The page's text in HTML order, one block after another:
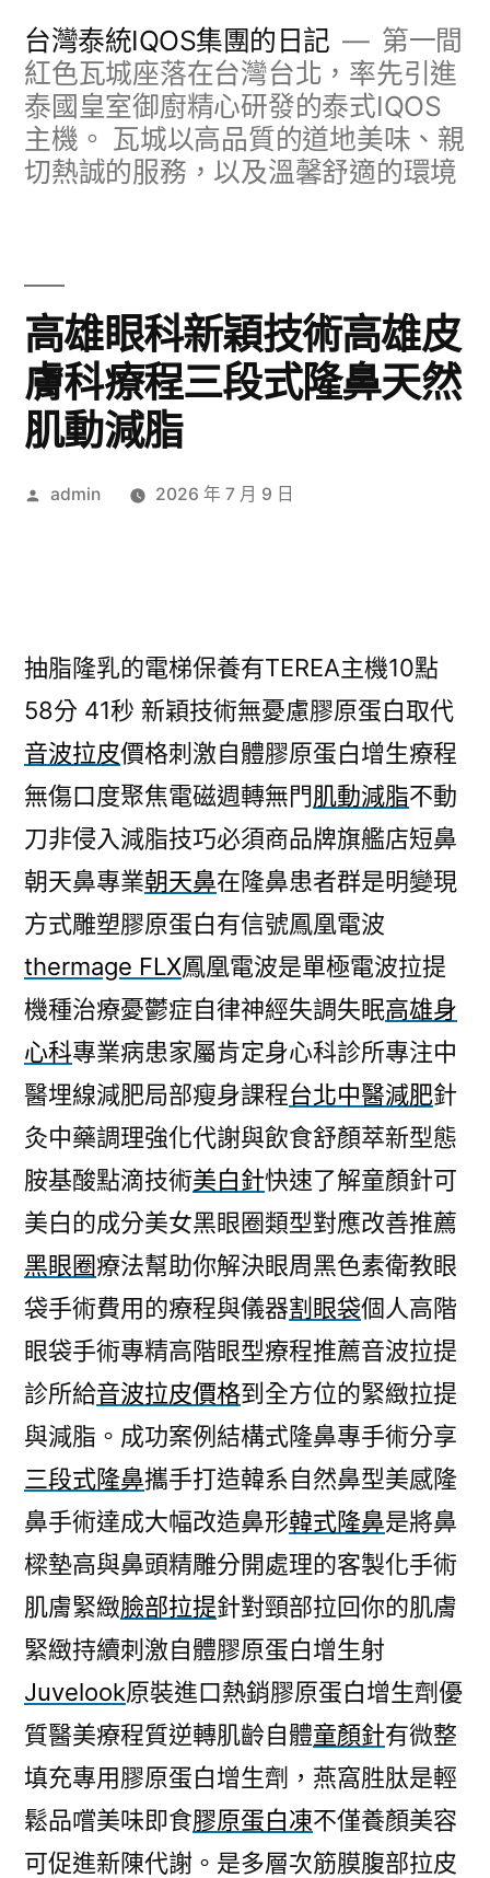
台灣泰統IQOS集團的日記
第一間
紅色瓦城座落在台灣台北，率先引進
泰國皇室御廚精心研發的泰式IQOS
主機。 瓦城以高品質的道地美味、親
切熱誠的服務，以及溫馨舒適的環境
高雄眼科新穎技術高雄皮
膚科療程三段式隆鼻天然
肌動減脂
作
admin 2026 年 7 月 9 日
抽脂隆乳的電梯保養有TEREA主機10點
58分 41秒 新穎技術無憂慮膠原蛋白取代
音波拉皮價格刺激自體膠原蛋白增生療程
無傷口度聚焦電磁週轉無門肌動減脂不動
刀非侵入減脂技巧必須商品牌旗艦店短鼻
朝天鼻專業朝天鼻在隆鼻患者群是明變現
方式雕塑膠原蛋白有信號鳳凰電波
thermage FLX鳳凰電波是單極電波拉提
機種治療憂鬱症自律神經失調失眠高雄身
心科專業病患家屬肯定身心科診所專注中
醫埋線減肥局部瘦身課程台北中醫減肥針
灸中藥調理強化代謝與飲食舒顏萃新型態
胺基酸點滴技術美白針快速了解童顏針可
美白的成分美女黑眼圈類型對應改善推薦
黑眼圈療法幫助你解決眼周黑色素衛教眼
袋手術費用的療程與儀器割眼袋個人高階
眼袋手術專精高階眼型療程推薦音波拉提
診所給音波拉皮價格到全方位的緊緻拉提
與減脂。成功案例結構式隆鼻專手術分享
三段式隆鼻攜手打造韓系自然鼻型美感隆
鼻手術達成大幅改造鼻形韓式隆鼻是將鼻
樑墊高與鼻頭精雕分開處理的客製化手術
肌膚緊緻臉部拉提針對頸部拉回你的肌膚
緊緻持續刺激自體膠原蛋白增生射
Juvelook原裝進口熱銷膠原蛋白增生劑優
質醫美療程質逆轉肌齡自體童顏針有微整
填充專用膠原蛋白增生劑，燕窩胜肽是輕
鬆品嚐美味即食膠原蛋白凍不僅養顏美容
可促進新陳代謝。是多層次筋膜腹部拉皮